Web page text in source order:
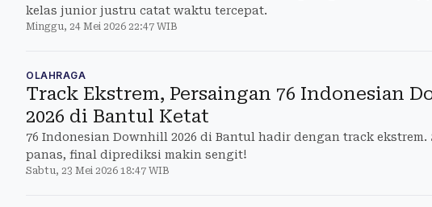
kelas junior justru catat waktu tercepat.
Minggu, 24 Mei 2026 22:47 WIB
OLAHRAGA
Track Ekstrem, Persaingan 76 Indonesian
2026 di Bantul Ketat
76 Indonesian Downhill 2026 di Bantul hadir dengan track ekstrem.
panas, final diprediksi makin sengit!
Sabtu, 23 Mei 2026 18:47 WIB